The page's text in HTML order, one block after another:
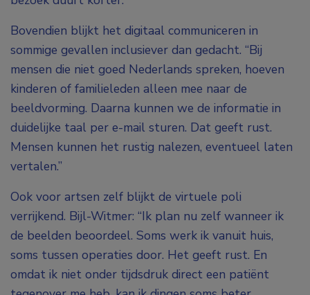
Bovendien blijkt het digitaal communiceren in
sommige gevallen inclusiever dan gedacht. “Bij
mensen die niet goed Nederlands spreken, hoeven
kinderen of familieleden alleen mee naar de
beeldvorming. Daarna kunnen we de informatie in
duidelijke taal per e-mail sturen. Dat geeft rust.
Mensen kunnen het rustig nalezen, eventueel laten
vertalen.”
Ook voor artsen zelf blijkt de virtuele poli
verrijkend. Bijl-Witmer: “Ik plan nu zelf wanneer ik
de beelden beoordeel. Soms werk ik vanuit huis,
soms tussen operaties door. Het geeft rust. En
omdat ik niet onder tijdsdruk direct een patiënt